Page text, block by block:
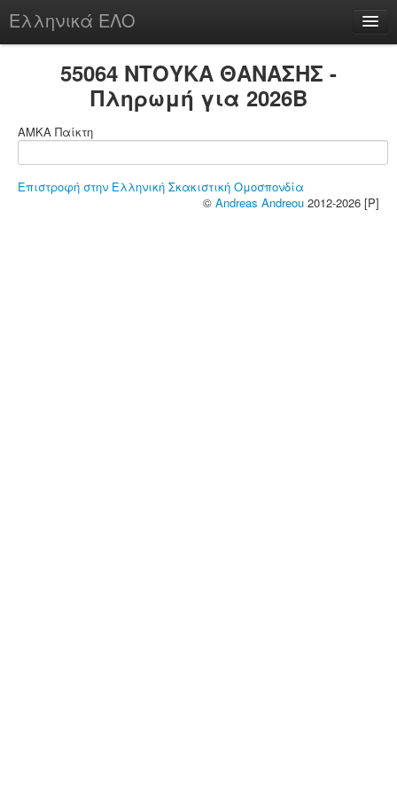
Ελληνικά ΕΛΟ
chesstu.be @ discord
55064 ΝΤΟΥΚΑ ΘΑΝΑΣΗΣ -
Πληρωμή για 2026B
ΑΜΚΑ Παίκτη
Επιστροφή στην Ελληνική Σκακιστική Ομοσπονδία
© Andreas Andreou 2012-2026 [P]